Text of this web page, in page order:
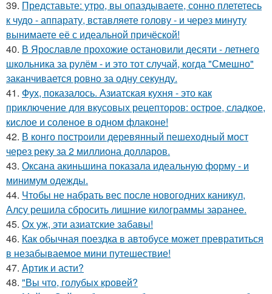
39. Представьте: утро, вы опаздываете, сонно плететесь
к чудо - аппарату, вставляете голову - и через минуту
вынимаете её с идеальной причёской!
40. В Ярославле прохожие остановили десяти - летнего
школьника за рулём - и это тот случай, когда "Смешно"
заканчивается ровно за одну секунду.
41. Фух, показалось. Азиатская кухня - это как
приключение для вкусовых рецепторов: острое, сладкое,
кислое и соленое в одном флаконе!
42. В конго построили деревянный пешеходный мост
через реку за 2 миллиона долларов.
43. Оксана акиньшина показала идеальную форму - и
минимум одежды.
44. Чтобы не набрать вес после новогодних каникул,
Алсу решила сбросить лишние килограммы заранее.
45. Ох уж, эти азиатские забавы!
46. Как обычная поездка в автобусе может превратиться
в незабываемое мини путешествие!
47. Артик и асти?
48. "Вы что, голубых кровей?